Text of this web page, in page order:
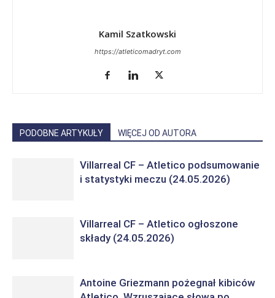
Kamil Szatkowski
https://atleticomadryt.com
PODOBNE ARTYKUŁY WIĘCEJ OD AUTORA
Villarreal CF – Atletico podsumowanie
i statystyki meczu (24.05.2026)
Villarreal CF – Atletico ogłoszone
składy (24.05.2026)
Antoine Griezmann pożegnał kibiców